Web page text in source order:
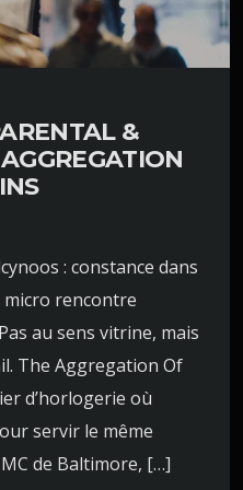
&
: constance dans
micro rencontre
au sens vitrine, mais
The Aggregation Of
d’horlogerie où
servir le même
de Baltimore, […]